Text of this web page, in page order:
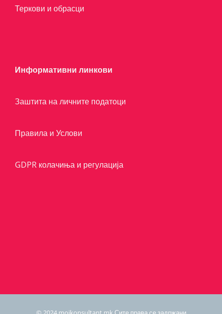
Теркови и обрасци
Информативни линкови
Заштита на личните податоци
Правила и Услови
GDPR колачиња и регулација